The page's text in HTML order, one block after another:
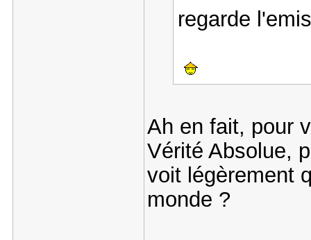
regarde
Ah en fait, pour
Vérité Absolue,
voit légèrement
monde ?